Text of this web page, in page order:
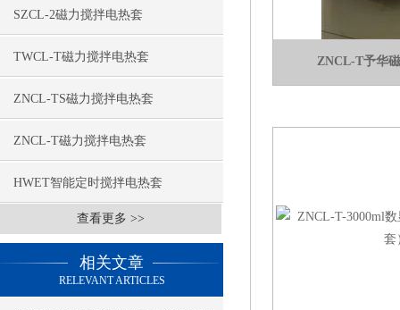
SZCL-2磁力搅拌电热套
TWCL-T磁力搅拌电热套
ZNCL-TS磁力搅拌电热套
ZNCL-T磁力搅拌电热套
HWET智能定时搅拌电热套
查看更多 >>
相关文章
RELEVANT ARTICLES
ZNCL-T予华